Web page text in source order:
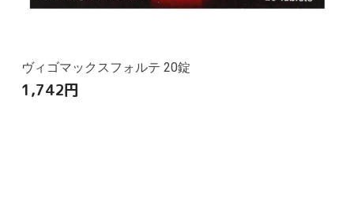
ヴィゴマックスフォルテ 20錠
1,742円